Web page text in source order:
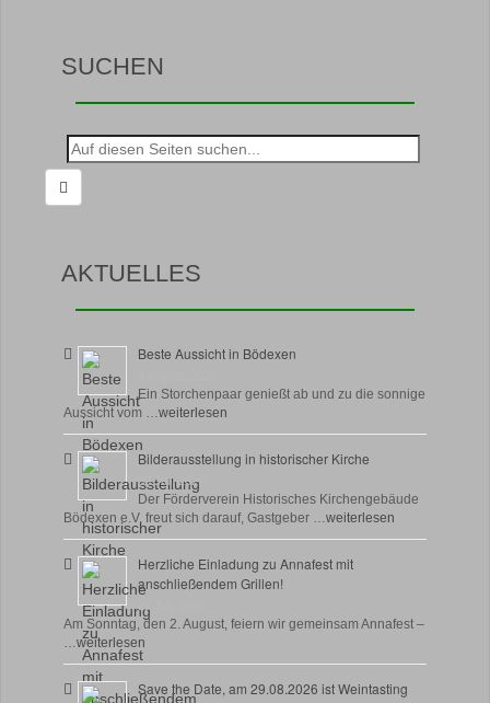
SUCHEN
Suche
nach:
AKTUELLES
Beste Aussicht in Bödexen
Ein Storchenpaar genießt ab und zu die sonnige
Aussicht vom …weiterlesen
Bilderausstellung in historischer Kirche
30 Juli, 2026
Der Förderverein Historisches Kirchengebäude
Bödexen e.V. freut sich darauf, Gastgeber …weiterlesen
Herzliche Einladung zu Annafest mit
anschließendem Grillen!
Am Sonntag, den 2. August, feiern wir gemeinsam Annafest –
…weiterlesen
Save the Date, am 29.08.2026 ist Weintasting